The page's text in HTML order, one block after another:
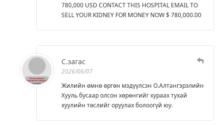
780,000 USD CONTACT THIS HOSPITAL EMAIL TO
SELL YOUR KIDNEY FOR MONEY NOW $ 780,000.00
С.загас
2026/06/07
Жилийн өмнө өргөн мэдүүлсэн О.Алтангэрэлийн
Хууль бусаар олсон хөрөнгийг хураах тухай
хуулийн төслийг оруулах болоогүй юу.